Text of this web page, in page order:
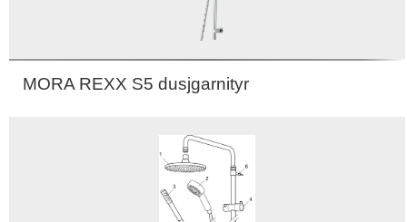
MORA REXX S5 dusjgarnityr